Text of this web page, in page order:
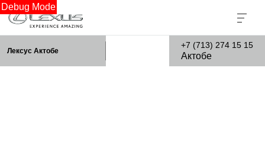
Debug Mode
Лексус Актобе
+7 (713) 274 15 15
Актобе